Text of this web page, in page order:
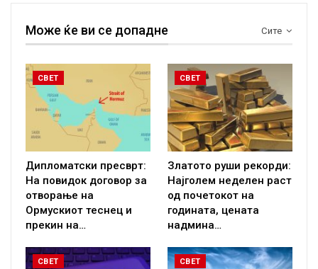
Сите
Може ќе ви се допадне
СВЕТ
Дипломатски пресврт:
На повидок договор за
отворање на
Ормускиот теснец и
прекин на…
СВЕТ
Златото руши рекорди:
Најголем неделен раст
од почетокот на
годината, цената
надмина…
СВЕТ СВЕТ